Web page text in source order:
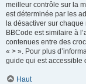
meilleur contrôle sur la
est déterminée par les
la désactiver sur
BBCode est similaire à
contenues entre des
« > ». Pour plus
guide qui est accessible
Haut